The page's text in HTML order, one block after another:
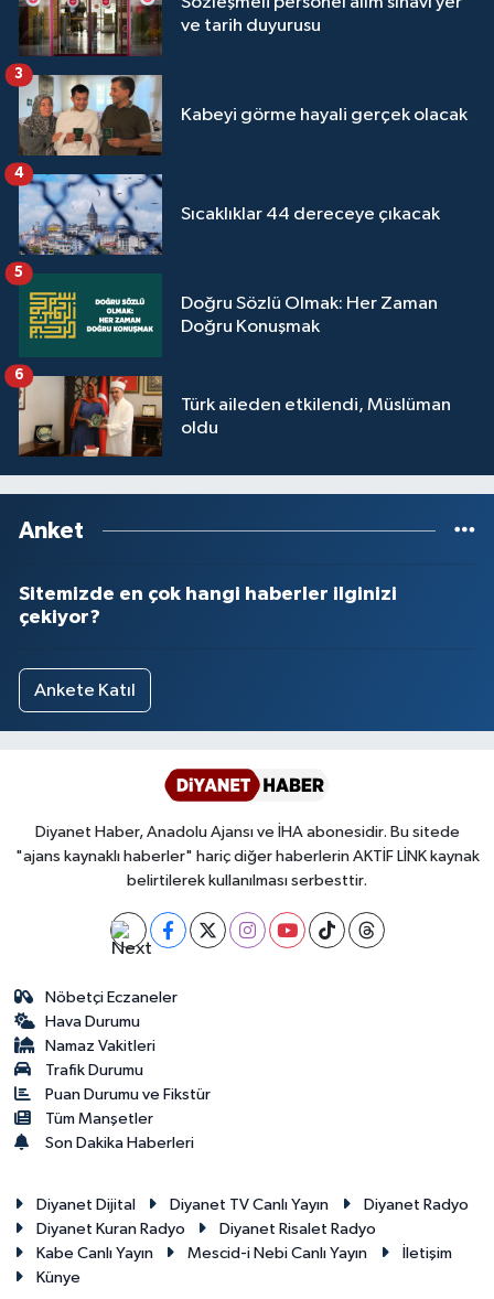
ve tarih duyurusu
Kabeyi görme hayali gerçek olacak
3
Sıcaklıklar 44 dereceye çıkacak
4
Doğru Sözlü Olmak: Her Zaman
Doğru Konuşmak
5
Türk aileden etkilendi, Müslüman
oldu
6
Anket
Sitemizde en çok hangi haberler ilginizi
çekiyor?
Ankete Katıl
Diyanet Haber, Anadolu Ajansı ve İHA abonesidir. Bu sitede
"ajans kaynaklı haberler" hariç diğer haberlerin AKTİF LİNK kaynak
belirtilerek kullanılması serbesttir.
Nöbetçi Eczaneler
Hava Durumu
Namaz Vakitleri
Trafik Durumu
Puan Durumu ve Fikstür
Tüm Manşetler
Son Dakika Haberleri
Diyanet Dijital Diyanet TV Canlı Yayın
Diyanet Radyo
Diyanet Kuran Radyo
Diyanet Risalet Radyo
Kabe Canlı Yayın
Mescid-i Nebi Canlı Yayın
İletişim
Künye